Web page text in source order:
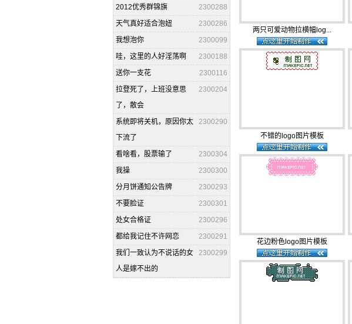
2300288
2012优秀群锦旗
2300286
天气真好适合泡妞
2300099
我想泡你
2300188
哇，这里的人好淫荡啊
2300116
送你一支花
2300204
拉登死了，上班没意思
了，散会
2300290
系统即将关机，原因你太
下流了
2300304
看啥看，股票输了
2300300
我操
2300293
分月饼通知公告牌
2300301
不要脸证
2300296
处女合格证
2300291
都给我记住不许网恋
2300299
我们一致认为不说话的女
人是嫁不出的
两只可爱动物拉横幅log...
不错的logo图片模板
花边粉色logo图片模板